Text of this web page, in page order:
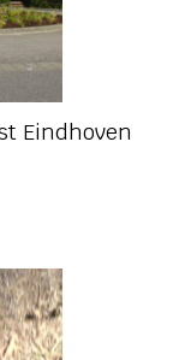
Eindhoven